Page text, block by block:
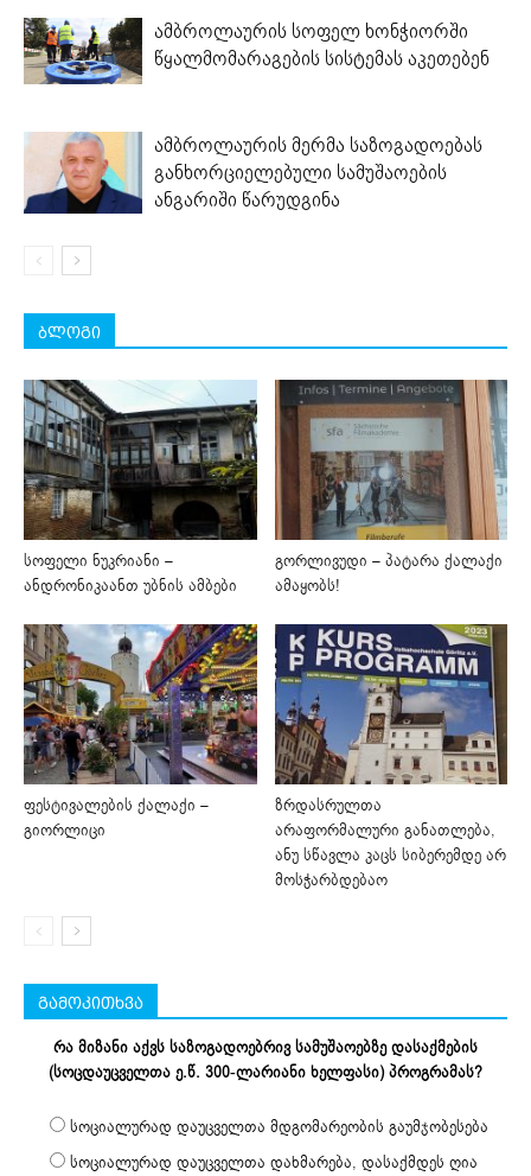
ამბროლაურის სოფელ ხონჭიორში
წყალმომარაგების სისტემას აკეთებენ
ამბროლაურის მერმა საზოგადოებას
განხორციელებული სამუშაოების
ანგარიში წარუდგინა
ბლოგი
სოფელი ნუკრიანი –
ანდრონიკაანთ უბნის ამბები
გორლივუდი – პატარა ქალაქი
ამაყობს!
ფესტივალების ქალაქი –
გიორლიცი
ზრდასრულთა
არაფორმალური განათლება,
ანუ სწავლა კაცს სიბერემდე არ
მოსჭარბდებაო
გამოკითხვა
რა მიზანი აქვს საზოგადოებრივ სამუშაოებზე დასაქმების
(სოცდაუცველთა ე.წ. 300-ლარიანი ხელფასი) პროგრამას?
სოციალურად დაუცველთა მდგომარეობის გაუმჯობესება
სოციალურად დაუცველთა დახმარება, დასაქმდეს ღია